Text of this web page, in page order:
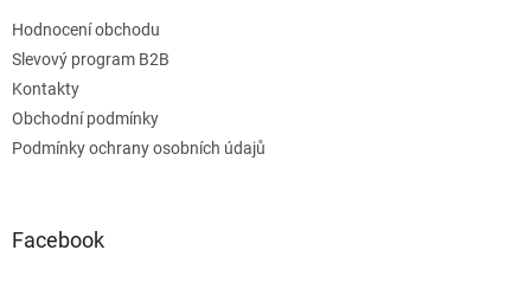
Hodnocení obchodu
Slevový program B2B
Kontakty
Obchodní podmínky
Podmínky ochrany osobních údajů
Facebook